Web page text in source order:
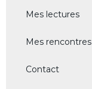
Mes lectures
Mes rencontres
Contact